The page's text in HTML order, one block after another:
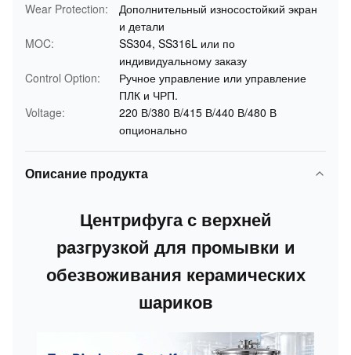
Wear Protection:
Дополнительный износостойкий экран
и детали
MOC:
SS304, SS316L или по
индивидуальному заказу
Control Option:
Ручное управление или управление
ПЛК и ЧРП.
Voltage:
220 В/380 В/415 В/440 В/480 В
опционально
Описание продукта
Центрифуга с верхней
разгрузкой для промывки и
обезвоживания керамических
шариков